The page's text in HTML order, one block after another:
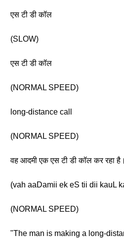
एस टी डी कॉल
(SLOW)
एस टी डी कॉल
(NORMAL SPEED)
long-distance call
(NORMAL SPEED)
वह आदमी एक एस टी डी कॉल कर रहा है।
(vah aaDamii ek eS tii dii kauL
(NORMAL SPEED)
"The man is making a long-